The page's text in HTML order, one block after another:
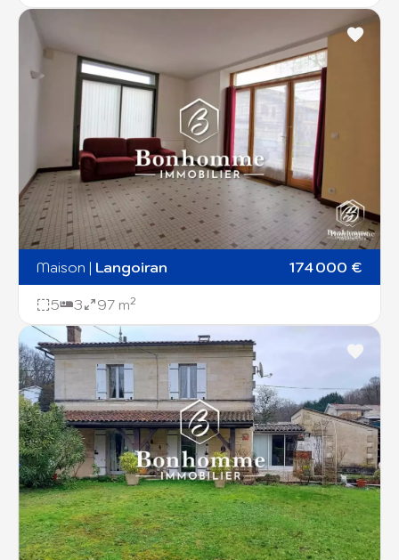
Maison | Langoiran 174 000 €
5 3 97 m²